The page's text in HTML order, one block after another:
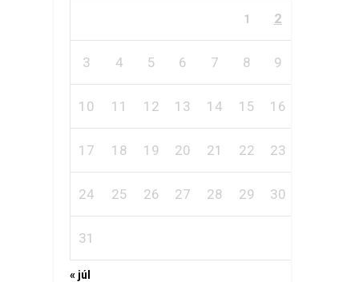
1 2
3 4 5 6 7 8 9
10 11 12 13 14 15 16
17 18 19 20 21 22 23
24 25 26 27 28 29 30
31
« júl